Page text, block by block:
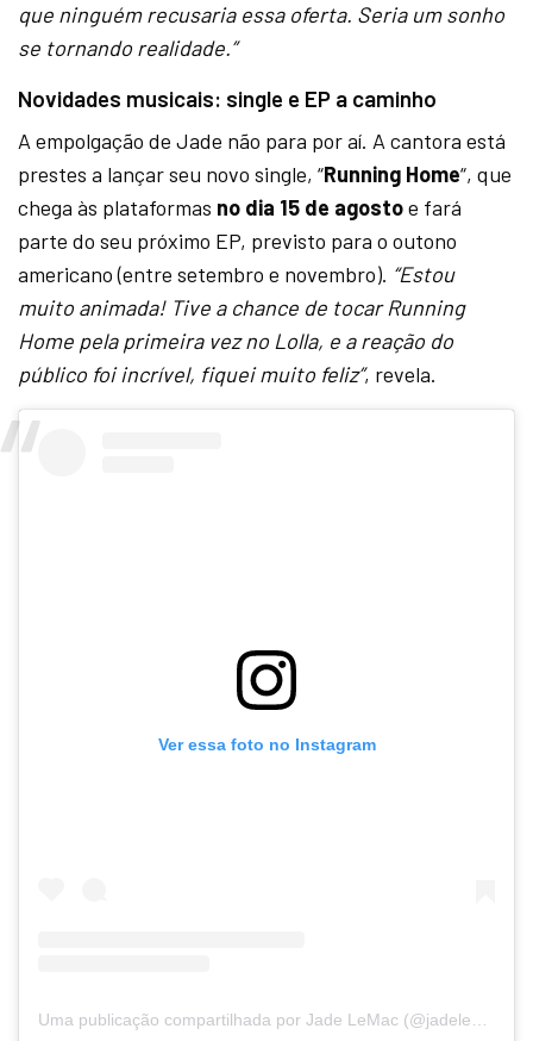
que ninguém recusaria essa oferta. Seria um sonho
se tornando realidade.”
Novidades musicais: single e EP a caminho
A empolgação de Jade não para por aí. A cantora está
prestes a lançar seu novo single, “Running Home“, que
chega às plataformas no dia 15 de agostoe fará
parte do seu próximo EP, previsto para o outono
americano (entre setembro e novembro). “Estou
muito animada! Tive a chance de tocar Running
Home pela primeira vez no Lolla, e a reação do
público foi incrível, fiquei muito feliz”, revela.
Ver essa foto no Instagram